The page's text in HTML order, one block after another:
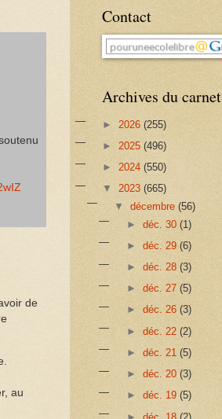
de
au
Contact
Archives du carnet
► 2026 (255)
► 2025 (496)
► 2024 (550)
▼ 2023 (665)
▼décembre(56)
► déc. 30 (1)
► déc. 29 (6)
► déc. 28 (3)
► déc. 27 (5)
► déc. 26 (3)
► déc. 22 (2)
► déc. 21 (5)
► déc. 20 (3)
► déc. 19 (5)